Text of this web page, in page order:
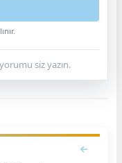
siz yazın.